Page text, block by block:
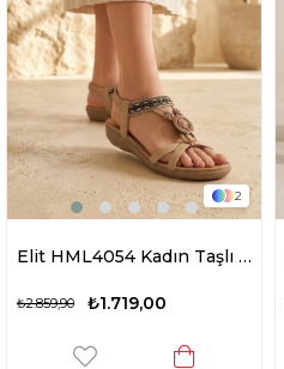
2
Elit HML4054 Kadın Taşlı Düz Sandalet Bej
₺1.719,00
₺2.859,90